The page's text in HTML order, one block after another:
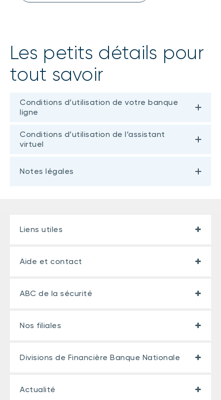
Les petits détails pour
tout savoir
Conditions d’utilisation de votre banque
ligne
Conditions d’utilisation de l’assistant
virtuel
Notes légales
Liens utiles
Aide et contact
ABC de la sécurité
Nos filiales
Divisions de Financière Banque Nationale
Actualité